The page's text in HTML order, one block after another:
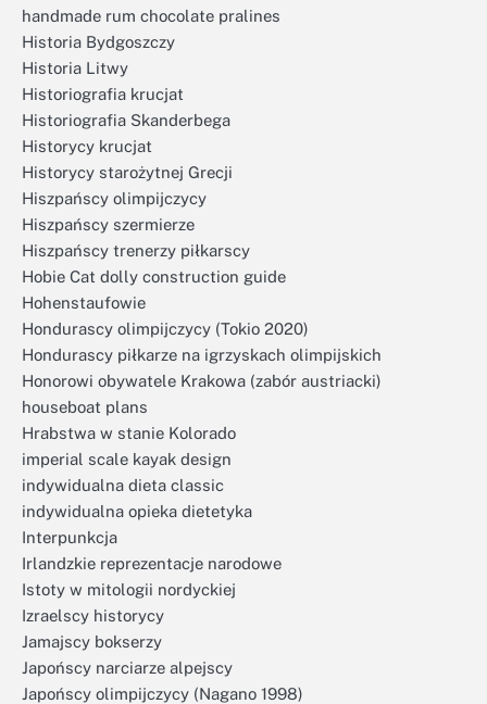
handmade rum chocolate pralines
Historia Bydgoszczy
Historia Litwy
Historiografia krucjat
Historiografia Skanderbega
Historycy krucjat
Historycy starożytnej Grecji
Hiszpańscy olimpijczycy
Hiszpańscy szermierze
Hiszpańscy trenerzy piłkarscy
Hobie Cat dolly construction guide
Hohenstaufowie
Hondurascy olimpijczycy (Tokio 2020)
Hondurascy piłkarze na igrzyskach olimpijskich
Honorowi obywatele Krakowa (zabór austriacki)
houseboat plans
Hrabstwa w stanie Kolorado
imperial scale kayak design
indywidualna dieta classic
indywidualna opieka dietetyka
Interpunkcja
Irlandzkie reprezentacje narodowe
Istoty w mitologii nordyckiej
Izraelscy historycy
Jamajscy bokserzy
Japońscy narciarze alpejscy
Japońscy olimpijczycy (Nagano 1998)